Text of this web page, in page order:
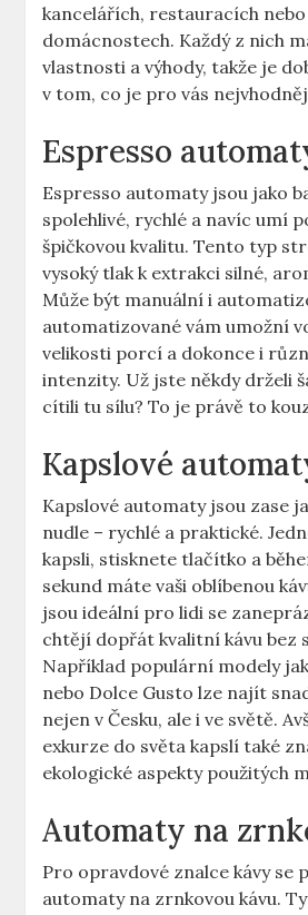
‌kancelářích, restauracích
domácnostech. Každý z nich
⁣vlastnosti a ‍výhody, takže ⁢je
v tom, co⁤ je pro vás⁣
Espresso
Espresso automaty jsou jako
spolehlivé, rychlé ‍a navíc⁢ umí
špičkovou kvalitu. Tento⁢ typ
vysoký tlak ‌k extrakci⁢ silné,
Může být manuální i
‌automatizované vám umožní
velikosti porcí a dokonce i
intenzity. Už jste někdy‍ drželi⁣
cítili tu sílu? To je‍ právě to
Kapslové
Kapslové automaty jsou ‌zase
nudle – ‌rychlé a⁣ praktické.
⁣kapsli,‍ stisknete tlačítko ‍a
sekund ⁢máte vaši oblíbenou
jsou ideální pro lidi se
chtějí⁣ dopřát‍ kvalitní kávu bez
Například populární⁣ modely⁢
nebo Dolce ⁢Gusto lze najít
nejen v Česku,⁢ ale i​ ve⁣ světě.
exkurze do světa kapslí ⁣také
ekologické aspekty použitých
Automaty​ na
Pro opravdové znalce kávy se
automaty na zrnkovou kávu.